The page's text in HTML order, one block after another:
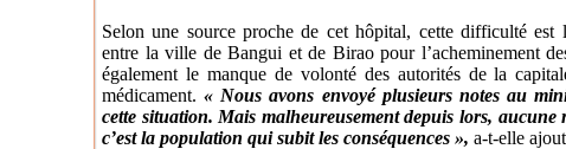
Selon une source proche de cet hôpital, cette difficulté est
entre la ville de Bangui et de Birao pour l’acheminement
également le manque de volonté des autorités de la
médicament.« Nous avons envoyé plusieurs notes au
cette situation. Mais malheureusement depuis lors, aucune
c’est la population qui subit les conséquences », a-t-elle